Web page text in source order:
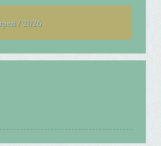
/ 2026